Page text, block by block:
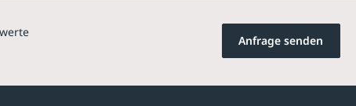
Anfrage senden